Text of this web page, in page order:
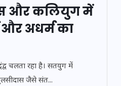
और कलियुग में
और अधर्म का
चलता रहा है। सतयुग में
जैसे संत...